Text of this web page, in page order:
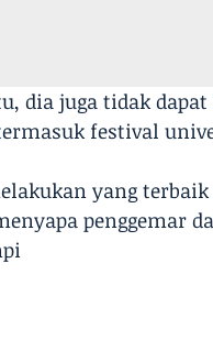
dia juga tidak
festival
yang
penggemar